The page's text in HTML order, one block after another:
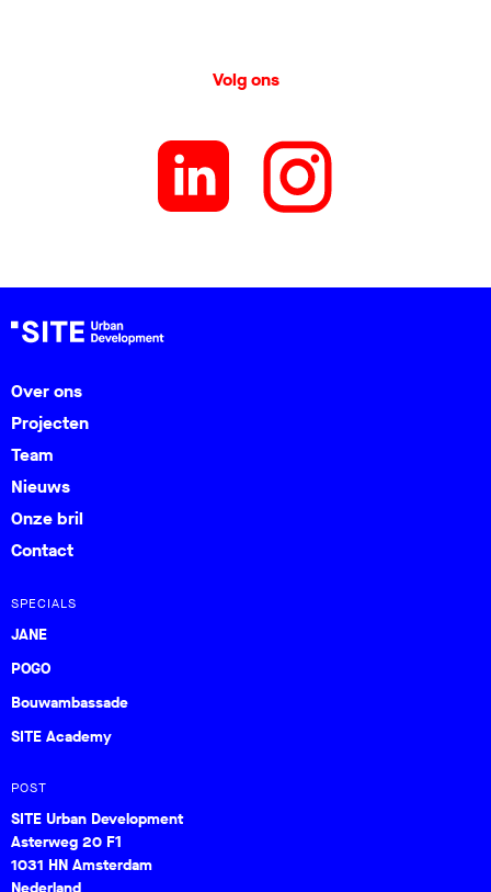
Volg ons
Over ons
Projecten
Team
Nieuws
Onze bril
Contact
SPECIALS
JANE
POGO
Bouwambassade
SITE Academy
POST
SITE Urban Development
Asterweg 20 F1
1031 HN Amsterdam